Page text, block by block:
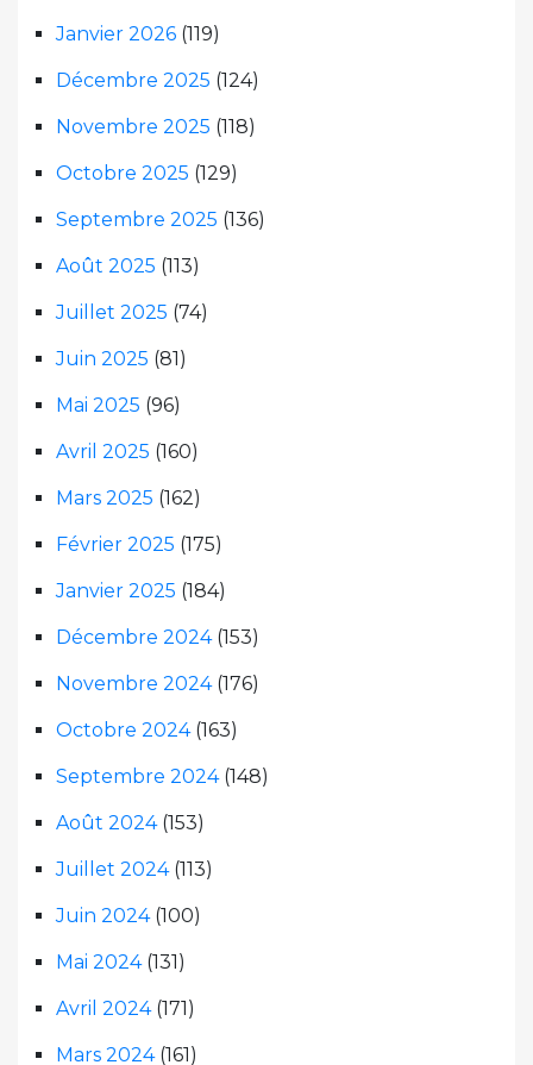
Janvier 2026 (119)
Décembre 2025 (124)
Novembre 2025 (118)
Octobre 2025 (129)
Septembre 2025 (136)
Août 2025 (113)
Juillet 2025 (74)
Juin 2025 (81)
Mai 2025 (96)
Avril 2025 (160)
Mars 2025 (162)
Février 2025 (175)
Janvier 2025 (184)
Décembre 2024(153)
Novembre 2024(176)
Octobre 2024(163)
Septembre 2024(148)
Août 2024(153)
Juillet 2024(113)
Juin 2024(100)
Mai 2024(131)
Avril 2024(171)
Mars 2024(161)